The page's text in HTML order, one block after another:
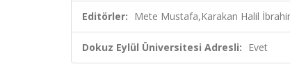
Editörler: Mete Mustafa,Karakan Halil
Dokuz Eylül Üniversitesi Adresli: Evet